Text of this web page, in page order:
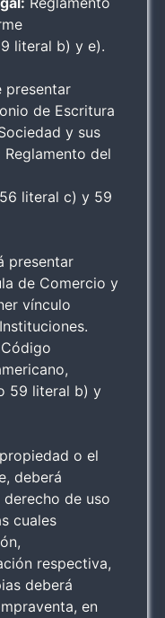
literal b) y e).
presentar
de Escritura
y sus
Reglamento del
literal c) y 59
presentar
de Comercio y
vínculo
59 literal b) y
o el
deberá
de uso
cuales
respectiva,
deberá
en